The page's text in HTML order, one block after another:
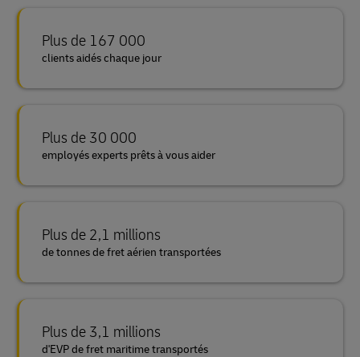
Plus de 167 000
clients aidés chaque jour
Plus de 30 000
employés experts prêts à vous aider
Plus de 2,1 millions
de tonnes de fret aérien transportées
Plus de 3,1 millions
d'EVP de fret maritime transportés